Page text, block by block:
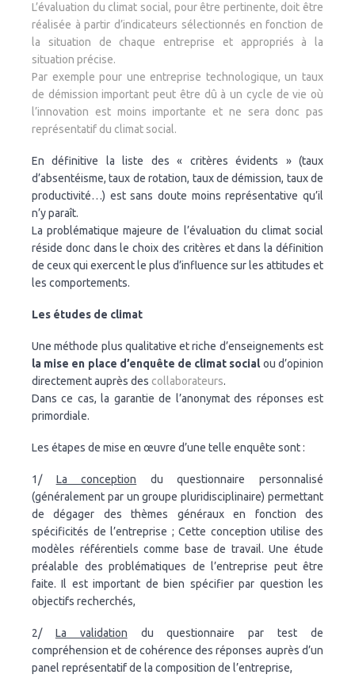
L’évaluation du climat social, pour être pertinente, doit être
réalisée à partir d’indicateurs sélectionnés en fonction de
la situation de chaque entreprise et appropriés à la
situation précise.
Par exemple pour une entreprise technologique, un taux
de démission important peut être dû à un cycle de vie où
l’innovation est moins importante et ne sera donc pas
représentatif du climat social.
En définitive la liste des « critères évidents » (taux
d’absentéisme, taux de rotation, taux de démission, taux de
productivité…) est sans doute moins représentative qu’il
n’y paraît.
La problématique majeure de l’évaluation du climat social
réside donc dans le choix des critères et dans la définition
de ceux qui exercent le plus d’influence sur les attitudes et
les comportements.
Les études de climat
Une méthode plus qualitative et riche d’enseignements est
la mise en place d’enquête de climat socialou d’opinion
directement auprès des collaborateurs.
Dans ce cas, la garantie de l’anonymat des réponses est
primordiale.
Les étapes de mise en œuvre d’une telle enquête sont :
1/ La conception du questionnaire personnalisé
(généralement par un groupe pluridisciplinaire) permettant
de dégager des thèmes généraux en fonction des
spécificités de l’entreprise ; Cette conception utilise des
modèles référentiels comme base de travail. Une étude
préalable des problématiques de l’entreprise peut être
faite. Il est important de bien spécifier par question les
objectifs recherchés,
2/ La validation du questionnaire par test de
compréhension et de cohérence des réponses auprès d’un
panel représentatif de la composition de l’entreprise,